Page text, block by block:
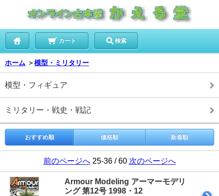
カート 検索
ホーム ＞模型・ミリタリー
模型・フィギュア
ミリタリー・戦史・戦記
おすすめ順 価格順 新着順
前のページへ25-36 / 60 次のページへ
Armour Modeling アーマーモデリ
ング 第12号 1998・12